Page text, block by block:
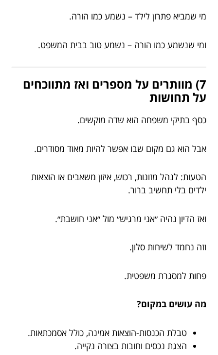
מי שמביא פתרון לילד – נשמע כמו הורה.
ומי שנשמע כמו הורה – נשמע טוב בבית המשפט.
7) מוותרים על מספרים ואז מתווכחים
על תחושות
כסף בתיקי משפחה הוא שדה מוקשים.
אבל הוא גם מקום שבו אפשר להיות מאוד מסודרים.
הטעות: לנהל מזונות, רכוש, איזון משאבים או הוצאות
ילדים בלי תחשיב ברור.
ואז הדיון נהיה ״אני מרגיש״ מול ״אני חושבת״.
וזה נחמד לשיחות סלון.
פחות למסגרת משפטית.
מה עושים במקום?
טבלת הכנסות-הוצאות אמינה, כולל אסמכתאות.
הצגת נכסים וחובות בצורה נקייה.